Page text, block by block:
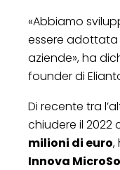
«Abbiamo
essere
aziende», ha
founder di
Di recente tra
chiudere il 2022
milioni di euro,
Innova